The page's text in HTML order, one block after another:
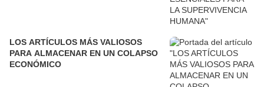
LOS ARTÍCULOS MÁS VALIOSOS
PARA ALMACENAR EN UN COLAPSO
ECONÓMICO